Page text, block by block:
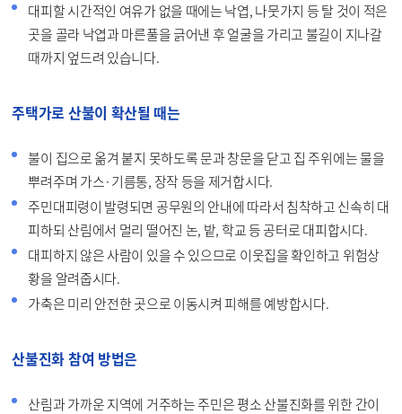
대피할 시간적인 여유가 없을 때에는 낙엽, 나뭇가지 등 탈 것이 적은
곳을 골라 낙엽과 마른풀을 긁어낸 후 얼굴을 가리고 불길이 지나갈
때까지 엎드려 있습니다.
주택가로 산불이 확산될 때는
불이 집으로 옮겨 붙지 못하도록 문과 창문을 닫고 집 주위에는 물을
뿌려주며 가스·기름통, 장작 등을 제거합시다.
주민대피령이 발령되면 공무원의 안내에 따라서 침착하고 신속히 대
피하되 산림에서 멀리 떨어진 논, 밭, 학교 등 공터로 대피합시다.
대피하지 않은 사람이 있을 수 있으므로 이웃집을 확인하고 위험상
황을 알려줍시다.
가축은 미리 안전한 곳으로 이동시켜 피해를 예방합시다.
산불진화 참여 방법은
산림과 가까운 지역에 거주하는 주민은 평소 산불진화를 위한 간이